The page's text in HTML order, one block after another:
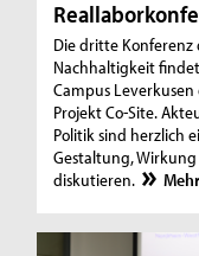
Die dritte Konferenz
Nachhaltigkeit
Campus
Projekt Co-Site.
Politik sind herzlich
Gestaltung,
diskutieren.
Mehr